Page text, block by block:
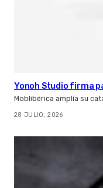
Yonoh Studio firma
Moblibérica amplía su
28 JULIO, 2026